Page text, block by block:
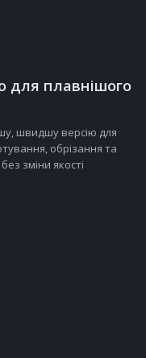
для плавнішого
швидшу версію для
обрізання та
зміни якості